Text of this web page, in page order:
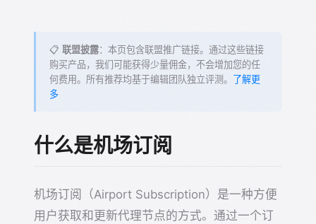
📋联盟披露：本页包含联盟推广链接。通过这些链接
购买产品，我们可能获得少量佣金，不会增加您的任
何费用。所有推荐均基于编辑团队独立评测。 了解更
多
什么是机场订阅
机场订阅（Airport Subscription）是一种方便
用户获取和更新代理节点的方式。通过一个订